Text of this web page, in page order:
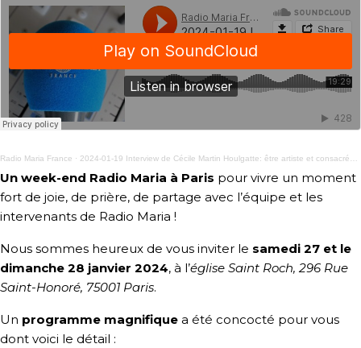
Radio Maria France · 2024-01-19 Interview de Cécile Martin Houlgatte: être artiste et consacrée à Dieu
Un week-end Radio Maria à Paris pour vivre un moment
fort de joie, de prière, de partage avec l’équipe et les
intervenants de Radio Maria !
Nous sommes heureux de vous inviter le samedi 27 et le
dimanche 28 janvier 2024, à l’église Saint Roch, 296 Rue
Saint-Honoré, 75001 Paris.
Un programme magnifique a été concocté pour vous
dont voici le détail :